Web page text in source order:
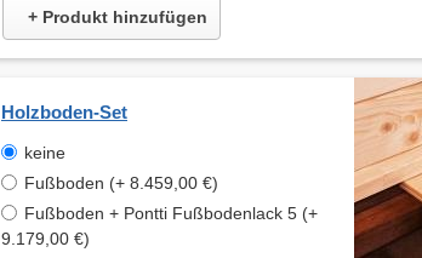
+ Produkt hinzufügen
Holzboden-Set
keine
Fußboden (+ 8.459,00 €)
Fußboden + Pontti Fußbodenlack 5 (+
9.179,00 €)